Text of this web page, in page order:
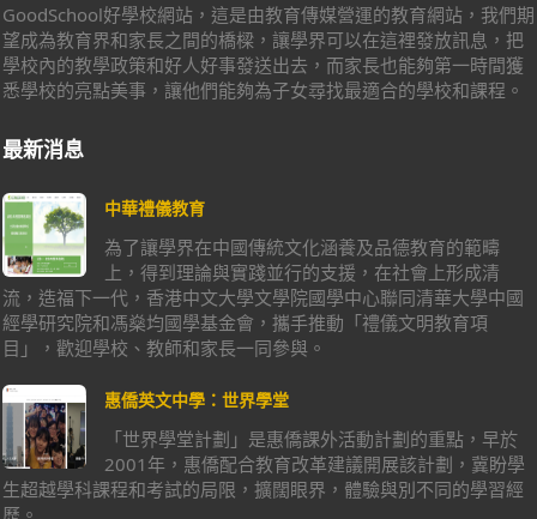
GoodSchool好學校網站，這是由教育傳媒營運的教育網站，我們期
望成為教育界和家長之間的橋樑，讓學界可以在這裡發放訊息，把
學校內的教學政策和好人好事發送出去，而家長也能夠第一時間獲
悉學校的亮點美事，讓他們能夠為子女尋找最適合的學校和課程。
最新消息
中華禮儀教育
為了讓學界在中國傳統文化涵養及品德教育的範疇
上，得到理論與實踐並行的支援，在社會上形成清
流，造福下一代，香港中文大學文學院國學中心聯同清華大學中國
經學研究院和馮燊均國學基金會，攜手推動「禮儀文明教育項
目」，歡迎學校、教師和家長一同參與。
惠僑英文中學：世界學堂
「世界學堂計劃」是惠僑課外活動計劃的重點，早於
2001年，惠僑配合教育改革建議開展該計劃，冀盼學
生超越學科課程和考試的局限，擴闊眼界，體驗與別不同的學習經
歷。